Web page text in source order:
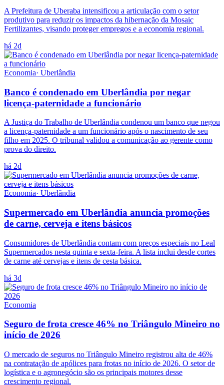
A Prefeitura de Uberaba intensificou a articulação com o setor
produtivo para reduzir os impactos da hibernação da Mosaic
Fertilizantes, visando proteger empregos e a economia regional.
há 2d
Economia· Uberlândia
Banco é condenado em Uberlândia por negar
licença-paternidade a funcionário
A Justiça do Trabalho de Uberlândia condenou um banco que negou
a licença-paternidade a um funcionário após o nascimento de seu
filho em 2025. O tribunal validou a comunicação ao gerente como
prova do direito.
há 2d
Economia· Uberlândia
Supermercado em Uberlândia anuncia promoções
de carne, cerveja e itens básicos
Consumidores de Uberlândia contam com preços especiais no Leal
Supermercados nesta quinta e sexta-feira. A lista inclui desde cortes
de carne até cervejas e itens de cesta básica.
há 3d
Economia
Seguro de frota cresce 46% no Triângulo Mineiro no
início de 2026
O mercado de seguros no Triângulo Mineiro registrou alta de 46%
na contratação de apólices para frotas no início de 2026. O setor de
logística e o agronegócio são os principais motores desse
crescimento regional.